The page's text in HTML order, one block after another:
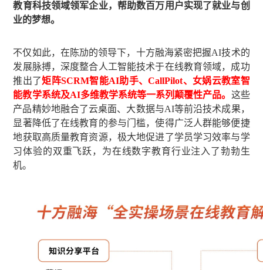
教育科技领域领军企业，帮助数百万用户实现了就业与创
业的梦想。
不仅如此，在陈劢的领导下，十方融海紧密把握AI技术的
发展脉搏，深度整合人工智能技术于在线教育领域，成功
推出了矩阵SCRM智能AI助手、CallPilot、女娲云教室智
能教学系统及AI多维教学系统等一系列颠覆性产品。 这些
产品精妙地融合了云桌面、大数据与AI等前沿技术成果，
显著降低了在线教育的参与门槛，使得广泛人群能够便捷
地获取高质量教育资源，极大地促进了学员学习效率与学
习体验的双重飞跃，为在线数字教育行业注入了勃勃生
机。